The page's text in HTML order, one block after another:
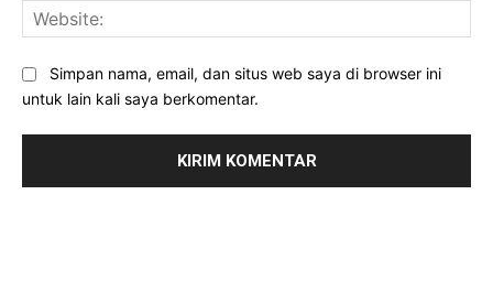
Simpan nama, email, dan situs web saya di browser ini
untuk lain kali saya berkomentar.